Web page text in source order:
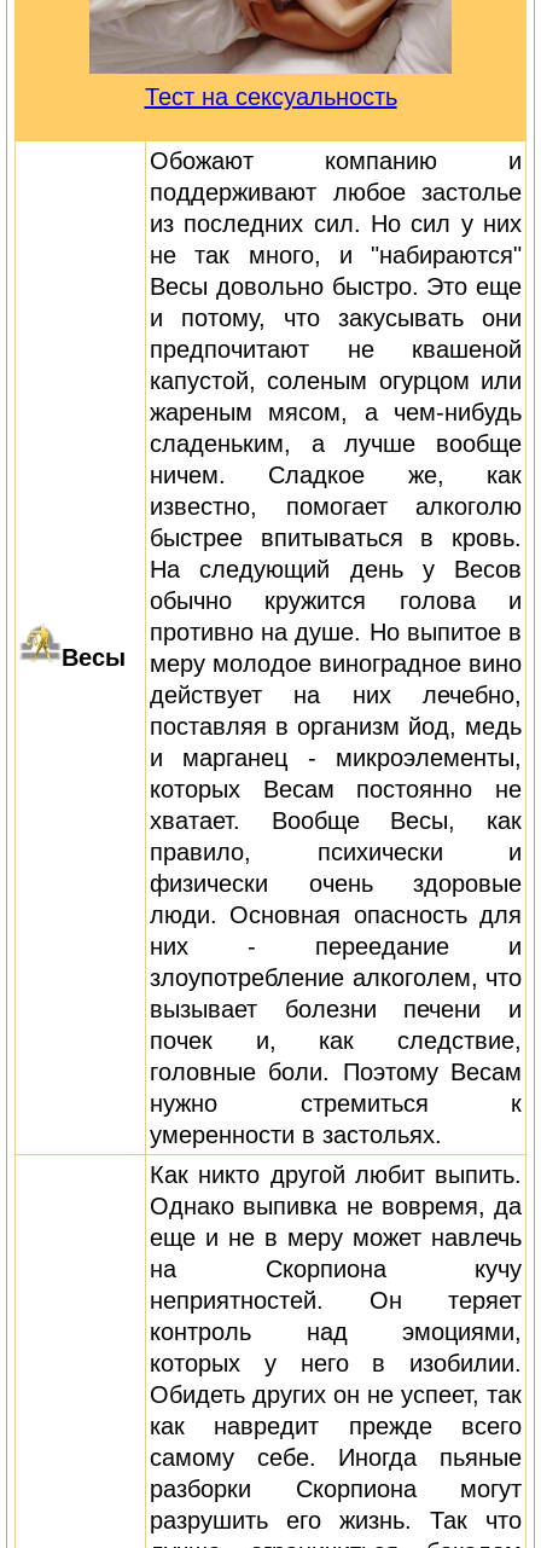
Тест на сексуальность
Весы
Обожают компанию и
поддерживают любое застолье
из последних сил. Но сил у них
не так много, и "набираются"
Весы довольно быстро. Это еще
и потому, что закусывать они
предпочитают не квашеной
капустой, соленым огурцом или
жареным мясом, а чем-нибудь
сладеньким, а лучше вообще
ничем. Сладкое же, как
известно, помогает алкоголю
быстрее впитываться в кровь.
На следующий день у Весов
обычно кружится голова и
противно на душе. Но выпитое в
меру молодое виноградное вино
действует на них лечебно,
поставляя в организм йод, медь
и марганец - микроэлементы,
которых Весам постоянно не
хватает. Вообще Весы, как
правило, психически и
физически очень здоровые
люди. Основная опасность для
них - переедание и
злоупотребление алкоголем, что
вызывает болезни печени и
почек и, как следствие,
головные боли. Поэтому Весам
нужно стремиться к
умеренности в застольях.
Как никто другой любит выпить.
Однако выпивка не вовремя, да
еще и не в меру может навлечь
на Скорпиона кучу
неприятностей. Он теряет
контроль над эмоциями,
которых у него в изобилии.
Обидеть других он не успеет, так
как навредит прежде всего
самому себе. Иногда пьяные
разборки Скорпиона могут
разрушить его жизнь. Так что